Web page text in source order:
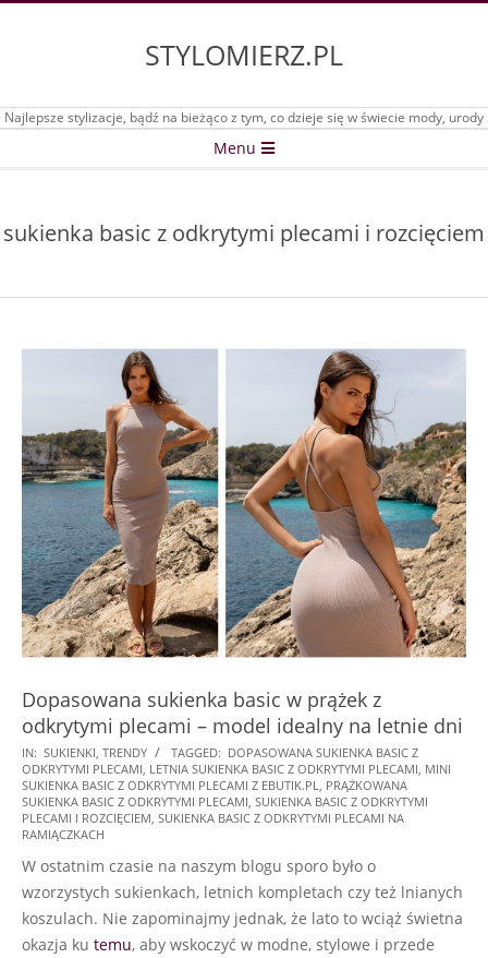
STYLOMIERZ.PL
Najlepsze stylizacje, bądź na bieżąco z tym, co dzieje się w świecie mody, urody
Menu
sukienka basic z odkrytymi plecami i rozcięciem
Dopasowana sukienka basic w prążek z
odkrytymi plecami – model idealny na letnie dni
2022-
06-
21
IN: SUKIENKI TRENDY TAGGED: DOPASOWANA SUKIENKA BASIC Z
ODKRYTYMI PLECAMI LETNIA SUKIENKA BASIC Z ODKRYTYMI PLECAMI MINI
SUKIENKA BASIC Z ODKRYTYMI PLECAMI Z EBUTIK.PL
PRĄŻKOWANA
SUKIENKA BASIC Z ODKRYTYMI PLECAMI SUKIENKA BASIC Z ODKRYTYMI
PLECAMI I ROZCIĘCIEM SUKIENKA BASIC Z ODKRYTYMI PLECAMI NA
RAMIĄCZKACH
W ostatnim czasie na naszym blogu sporo było o
wzorzystych sukienkach, letnich kompletach czy też lnianych
koszulach. Nie zapominajmy jednak, że lato to wciąż świetna
okazja ku temu, aby wskoczyć w modne, stylowe i przede